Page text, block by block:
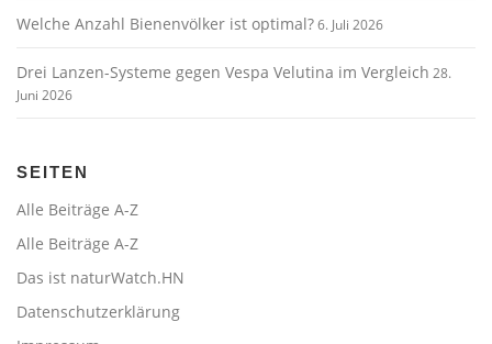
Welche Anzahl Bienenvölker ist optimal?6. Juli 2026
Drei Lanzen-Systeme gegen Vespa Velutina im Vergleich 28.
Juni 2026
SEITEN
Alle Beiträge A-Z
Alle Beiträge A-Z
Das ist naturWatch.HN
Datenschutzerklärung